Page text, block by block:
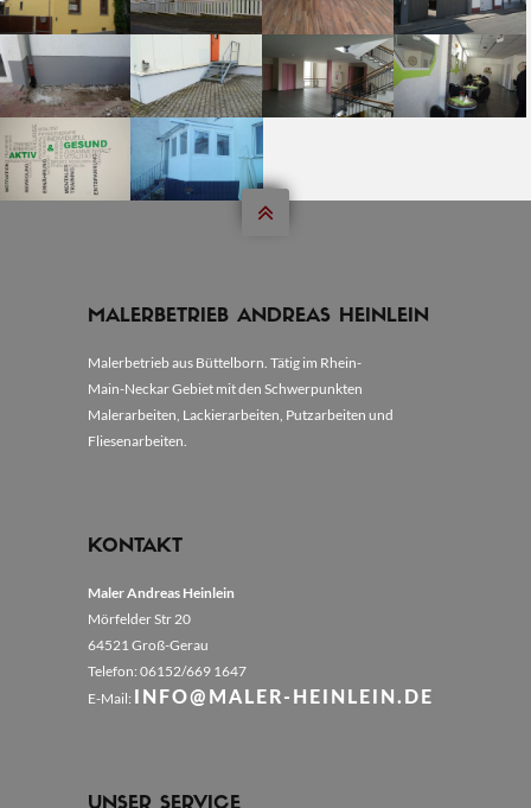
  


MALERBETRIEB ANDREAS HEINLEIN
Malerbetrieb aus Büttelborn. Tätig im Rhein-
Main-Neckar Gebiet mit den Schwerpunkten
Malerarbeiten, Lackierarbeiten, Putzarbeiten und
Fliesenarbeiten.
KONTAKT
Maler Andreas Heinlein
Mörfelder Str 20
64521 Groß-Gerau
Telefon: 06152/669 1647
E-Mail:
INFO@MALER-HEINLEIN.DE